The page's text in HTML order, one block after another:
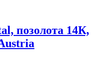
позолота 14К,